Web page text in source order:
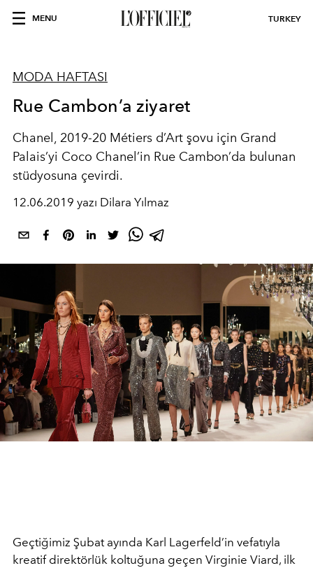
MENU TURKEY
MODA HAFTASI
Rue Cambon’a ziyaret
Chanel, 2019-20 Métiers d’Art şovu için Grand
Palais’yi Coco Chanel’in Rue Cambon’da bulunan
stüdyosuna çevirdi.
12.06.2019 yazı Dilara Yılmaz
Geçtiğimiz Şubat ayında Karl Lagerfeld’in vefatıyla
kreatif direktörlük koltuğuna geçen Virginie Viard, ilk